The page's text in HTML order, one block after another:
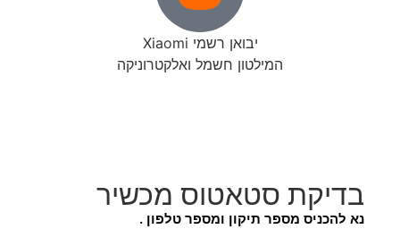
יבואן רשמי Xiaomi
המילטון חשמל ואלקטרוניקה
בדיקת סטאטוס מכשיר
נא להכניס מספר תיקון ומספר טלפון .